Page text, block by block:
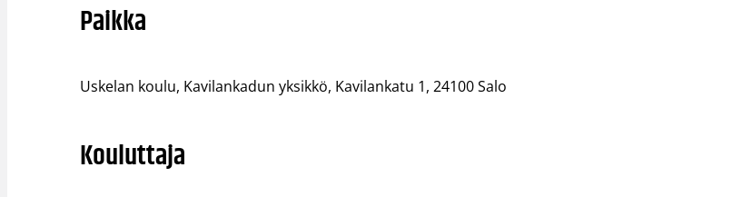
Paikka
Uskelan koulu, Kavilankadun yksikkö, Kavilankatu 1, 24100 Salo
Kouluttaja